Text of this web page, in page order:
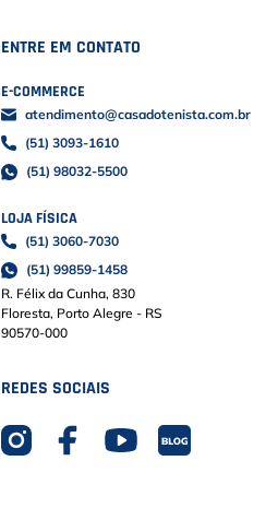
ENTRE EM CONTATO
E-COMMERCE
atendimento@casadotenista.com.br
(51) 3093-1610
(51) 98032-5500
LOJA FÍSICA
(51) 3060-7030
(51) 99859-1458
R. Félix da Cunha, 830
Floresta, Porto Alegre - RS
90570-000
REDES SOCIAIS